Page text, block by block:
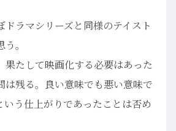
ドラマシリーズと同様のテイスト
。
果たして映画化する必要はあった
は残る。良い意味でも悪い意味で
いう仕上がりであったことは否め